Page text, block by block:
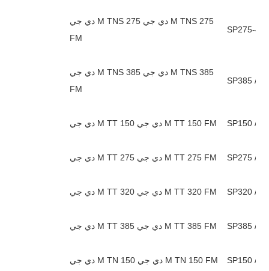
دي جي M TNS 275 دي جي M TNS 275
FM
دي جي M TNS 385 دي جي M TNS 385
FM
دي جي M TT 150 دي جي M TT 150 FM
دي جي M TT 275 دي جي M TT 275 FM
دي جي M TT 320 دي جي M TT 320 FM
دي جي M TT 385 دي جي M TT 385 FM
دي جي M TN 150 دي جي M TN 150 FM